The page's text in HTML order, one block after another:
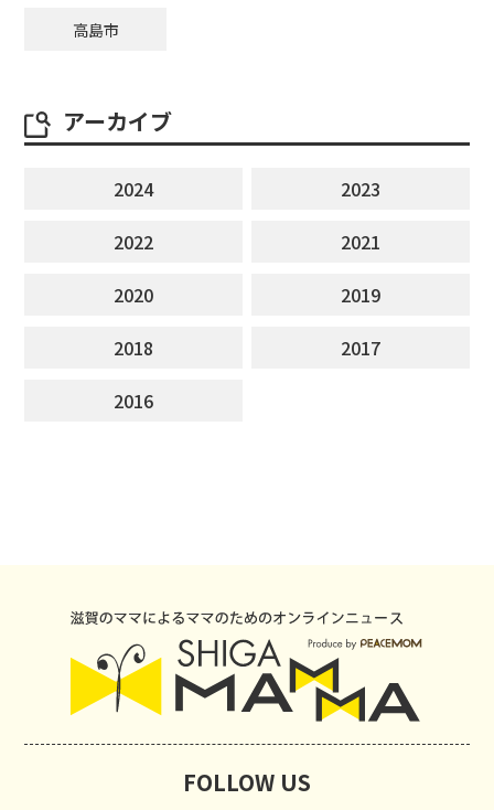
高島市
アーカイブ
2024
2023
2022
2021
2020
2019
2018
2017
2016
FOLLOW US